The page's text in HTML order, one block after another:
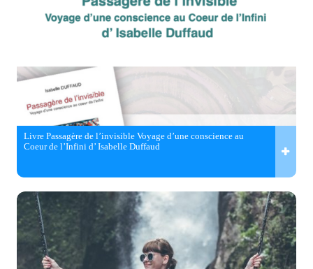
Livre Passagère de l’invisible Voyage d’une conscience au
Coeur de l’Infini d’ Isabelle Duffaud